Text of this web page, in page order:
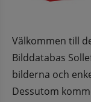
Välkommen till
Bilddatabas
bilderna och
Dessutom